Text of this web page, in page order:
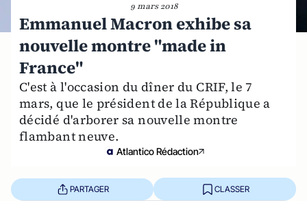
9 mars 2018
Emmanuel Macron exhibe sa
nouvelle montre "made in
France"
C'est à l'occasion du dîner du CRIF, le 7
mars, que le président de la République a
décidé d'arborer sa nouvelle montre
flambant neuve.
Atlantico Rédaction
PARTAGER CLASSER